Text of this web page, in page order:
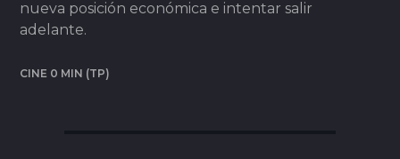
nueva posición económica e intentar salir
adelante.
CINE 0 MIN (TP)